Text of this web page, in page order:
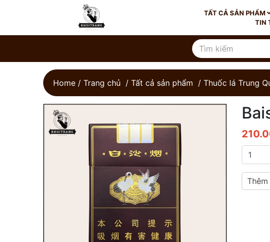
TẤT CẢ SẢN PHẨM
TIN
Home / Trang chủ / Tất cả sản phẩm / Thuốc lá Trung